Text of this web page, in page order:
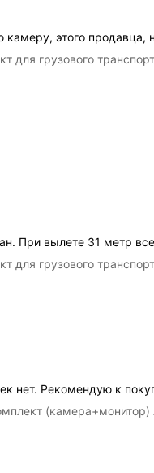
этого продавца,
для грузового
При вылете 31 метр
для грузового
нет. Рекомендую к
(камера+монитор)